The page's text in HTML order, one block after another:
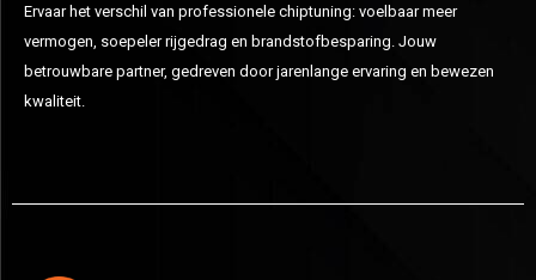
Ervaar het verschil van professionele chiptuning: voelbaar meer
vermogen, soepeler rijgedrag en brandstofbesparing. Jouw
betrouwbare partner, gedreven door jarenlange ervaring en bewezen
kwaliteit.